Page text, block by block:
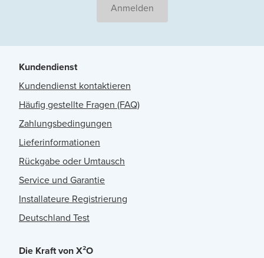
Anmelden
Kundendienst
Kundendienst kontaktieren
Häufig gestellte Fragen (FAQ)
Zahlungsbedingungen
Lieferinformationen
Rückgabe oder Umtausch
Service und Garantie
Installateure Registrierung
Deutschland Test
Die Kraft von X²O